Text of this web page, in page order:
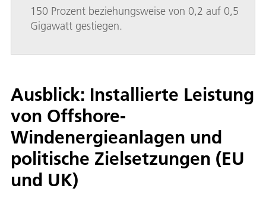
150 Prozent beziehungsweise von 0,2 auf 0,5
Gigawatt gestiegen.
Ausblick: Installierte Leistung
von Offshore-
Windenergieanlagen und
politische Zielsetzungen (EU
und UK)